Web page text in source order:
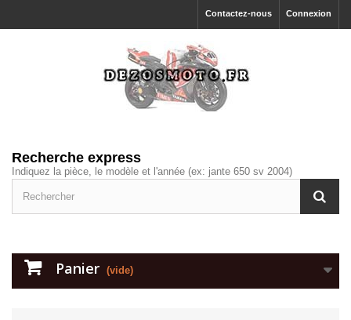
Connexion
Contactez-nous
Recherche express
Indiquez la pièce, le modèle et l'année (ex: jante 650 sv 2004)
Panier (vide)